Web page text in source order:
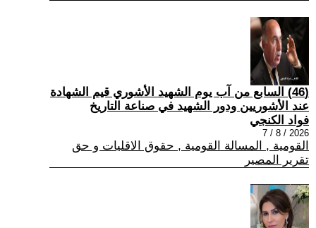
(46) السابع من آب يوم الشهيد الأشوري قيم الشهادة
عند الأشوريين ودور الشهيد في صناعة التاريخ
فواد الكنجي
2026 / 8 / 7
القومية , المسالة القومية , حقوق الاقليات و حق
تقرير المصير